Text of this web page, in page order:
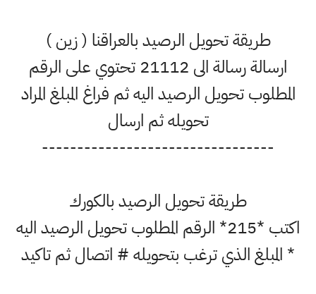
طريقة تحويل الرصيد بالعراقنا ( زين )
ارسالة رسالة الى 21112 تحتوي على الرقم
المطلوب تحويل الرصيد اليه ثم فراغ المبلغ المراد
تحويله ثم ارسال
---------------------------------
طريقة تحويل الرصيد بالكورك
اكتب *215* الرقم المطلوب تحويل الرصيد اليه
* المبلغ الذي ترغب بتحويله # اتصال ثم تاكيد